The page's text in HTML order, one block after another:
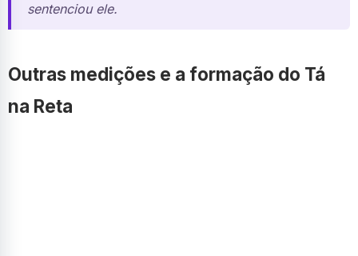
sentenciou ele.
Outras medições e a formação do Tá
na Reta